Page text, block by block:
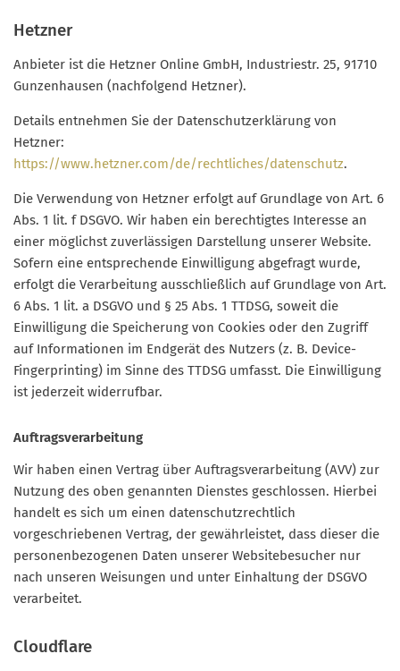
Hetzner
Anbieter ist die Hetzner Online GmbH, Industriestr. 25, 91710
Gunzenhausen (nachfolgend Hetzner).
Details entnehmen Sie der Datenschutzerklärung von
Hetzner:
https://www.hetzner.com/de/rechtliches/datenschutz.
Die Verwendung von Hetzner erfolgt auf Grundlage von Art. 6
Abs. 1 lit. f DSGVO. Wir haben ein berechtigtes Interesse an
einer möglichst zuverlässigen Darstellung unserer Website.
Sofern eine entsprechende Einwilligung abgefragt wurde,
erfolgt die Verarbeitung ausschließlich auf Grundlage von Art.
6 Abs. 1 lit. a DSGVO und § 25 Abs. 1 TTDSG, soweit die
Einwilligung die Speicherung von Cookies oder den Zugriff
auf Informationen im Endgerät des Nutzers (z. B. Device-
Fingerprinting) im Sinne des TTDSG umfasst. Die Einwilligung
ist jederzeit widerrufbar.
Auftragsverarbeitung
Wir haben einen Vertrag über Auftragsverarbeitung (AVV) zur
Nutzung des oben genannten Dienstes geschlossen. Hierbei
handelt es sich um einen datenschutzrechtlich
vorgeschriebenen Vertrag, der gewährleistet, dass dieser die
personenbezogenen Daten unserer Websitebesucher nur
nach unseren Weisungen und unter Einhaltung der DSGVO
verarbeitet.
Cloudflare